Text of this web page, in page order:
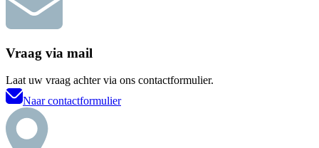
Vraag via mail
Laat uw vraag achter via ons contactformulier.
Naar contactformulier